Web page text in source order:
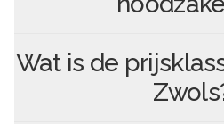
Wat is de
Zwols